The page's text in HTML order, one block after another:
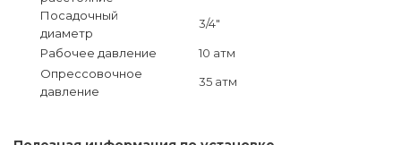
Посадочный
диаметр
3/4"
Рабочее давление
10 атм
Опрессовочное
давление
35 атм